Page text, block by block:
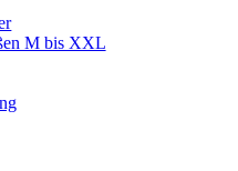
M bis XXL